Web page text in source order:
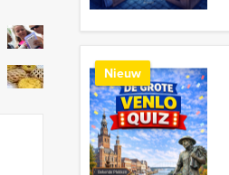
Nieuw